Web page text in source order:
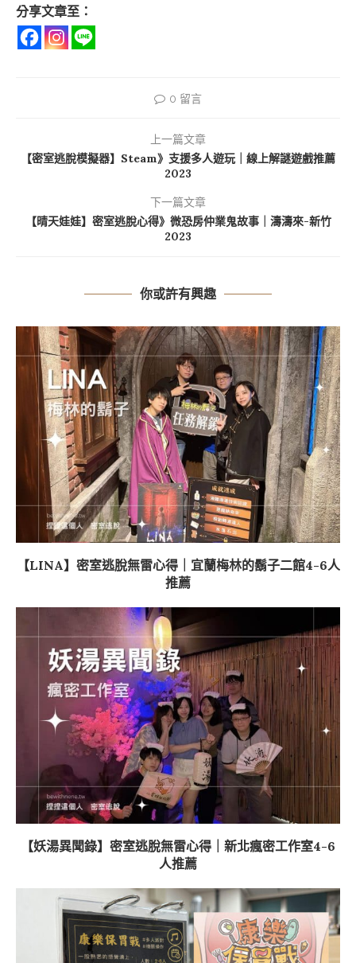
分享文章至：
0 留言
上一篇文章
【密室逃脫模擬器】Steam》支援多人遊玩｜線上解謎遊戲推薦
2023
下一篇文章
【晴天娃娃】密室逃脫心得》微恐房仲業鬼故事｜濤濤來-新竹
2023
你或許有興趣
【LINA】密室逃脫無雷心得｜宜蘭梅林的鬍子二館4-6人
推薦
【妖湯異聞錄】密室逃脫無雷心得｜新北瘋密工作室4-6
人推薦